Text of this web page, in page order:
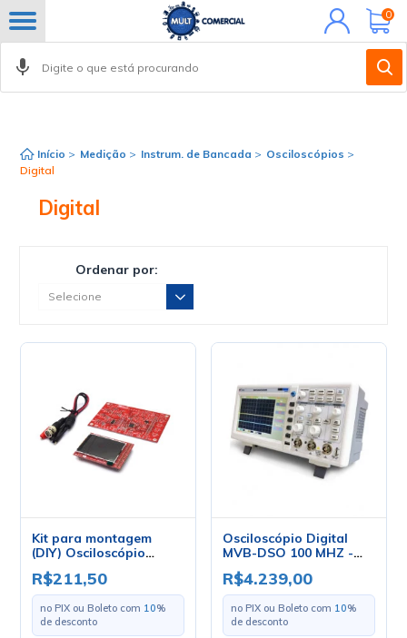
Minha
conta
0
Início > Medição > Instrum. de Bancada > Osciloscópios >
Digital
Digital
Ordenar por:
Kit para montagem
(DIY) Osciloscópio
R$211,50
no PIX ou Boleto com 10%
de desconto
Osciloscópio Digital
MVB-DSO 100 MHZ -
R$4.239,00
no PIX ou Boleto com 10%
de desconto